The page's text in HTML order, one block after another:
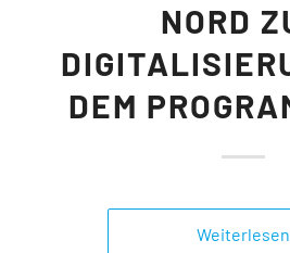
NORD
DEM
Weiterlesen